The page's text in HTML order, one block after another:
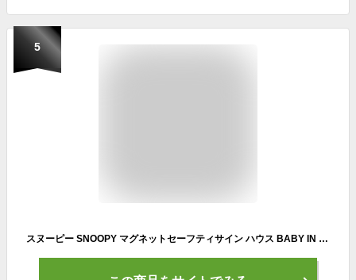
5
スヌーピー SNOOPY マグネットセーフティサイン ハウス BABY IN CAR 赤ちゃん乗ってます 車 W161mm×D1mm×H125mm/明邦 MEIHO SN54